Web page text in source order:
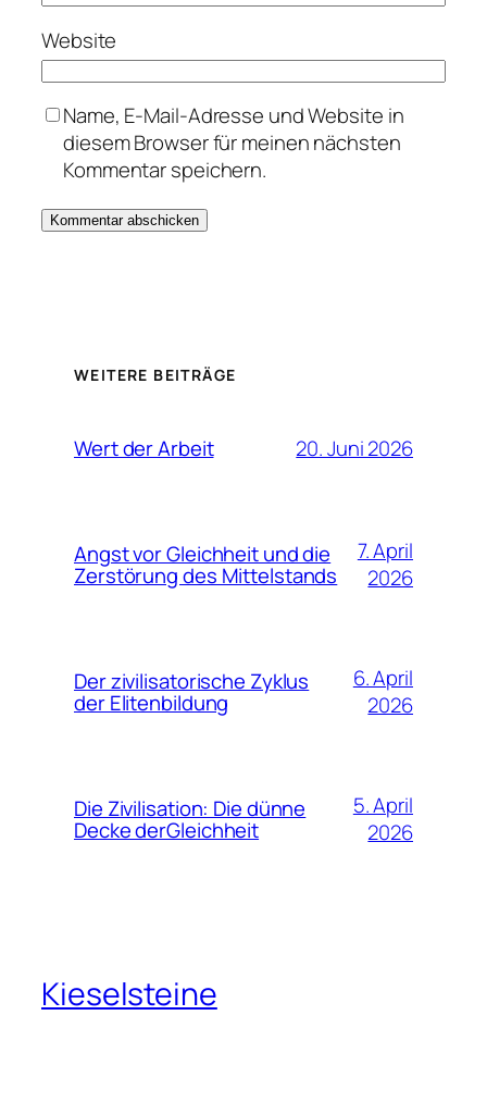
Website
Name, E-Mail-Adresse und Website in
diesem Browser für meinen nächsten
Kommentar speichern.
WEITERE BEITRÄGE
Wert der Arbeit 20. Juni 2026
Angst vor Gleichheit und die
Zerstörung des Mittelstands
7. April
2026
Der zivilisatorische Zyklus
der Elitenbildung
6. April
2026
Die Zivilisation: Die dünne
Decke derGleichheit
5. April
2026
Kieselsteine